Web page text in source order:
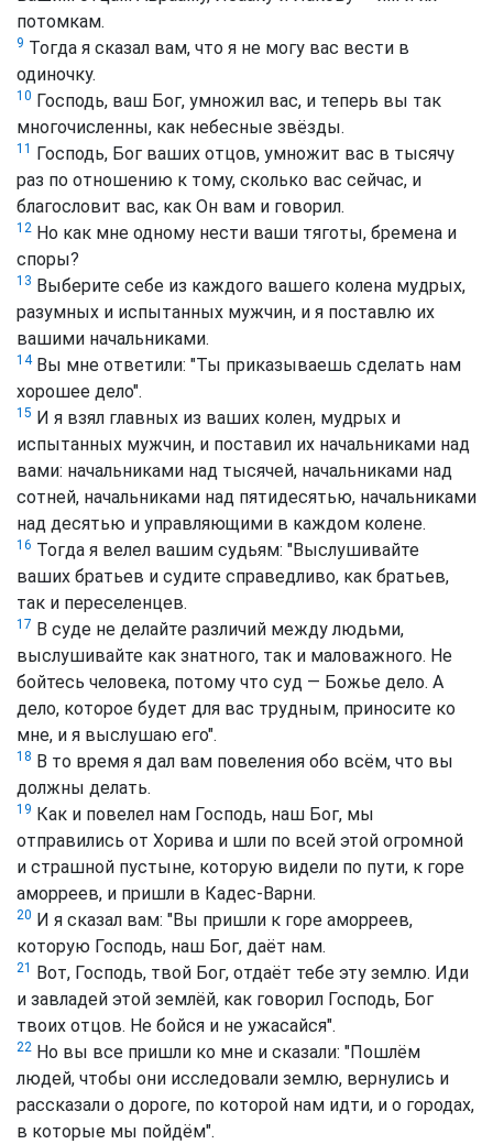
потомкам.
9 Тогда я сказал вам, что я не могу вас вести в
одиночку.
10 Господь, ваш Бог, умножил вас, и теперь вы так
многочисленны, как небесные звёзды.
11
Господь, Бог ваших отцов, умножит вас в тысячу
раз по отношению к тому, сколько вас сейчас, и
благословит вас, как Он вам и говорил.
12 Но как мне одному нести ваши тяготы, бремена и
споры?
13 Выберите себе из каждого вашего колена мудрых,
разумных и испытанных мужчин, и я поставлю их
вашими начальниками.
14Вы мне ответили: "Ты приказываешь сделать нам
хорошее дело".
15 И я взял главных из ваших колен, мудрых и
испытанных мужчин, и поставил их начальниками над
вами: начальниками над тысячей, начальниками над
сотней, начальниками над пятидесятью, начальниками
над десятью и управляющими в каждом колене.
16 Тогда я велел вашим судьям: "Выслушивайте
ваших братьев и судите справедливо, как братьев,
так и переселенцев.
17 В суде не делайте различий между людьми,
выслушивайте как знатного, так и маловажного. Не
бойтесь человека, потому что суд — Божье дело. А
дело, которое будет для вас трудным, приносите ко
мне, и я выслушаю его".
18 В то время я дал вам повеления обо всём, что вы
должны делать.
19 Как и повелел нам Господь, наш Бог, мы
отправились от Хорива и шли по всей этой огромной
и страшной пустыне, которую видели по пути, к горе
аморреев, и пришли в Кадес-Варни.
20 И я сказал вам: "Вы пришли к горе аморреев,
которую Господь, наш Бог, даёт нам.
21
Вот, Господь, твой Бог, отдаёт тебе эту землю. Иди
и завладей этой землёй, как говорил Господь, Бог
твоих отцов. Не бойся и не ужасайся".
22 Но вы все пришли ко мне и сказали: "Пошлём
людей, чтобы они исследовали землю, вернулись и
рассказали о дороге, по которой нам идти, и о городах,
в которые мы пойдём".